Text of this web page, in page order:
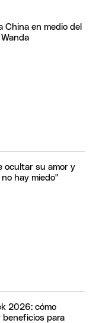
China en medio del
ocultar su amor y
hay miedo"
2026: cómo
para